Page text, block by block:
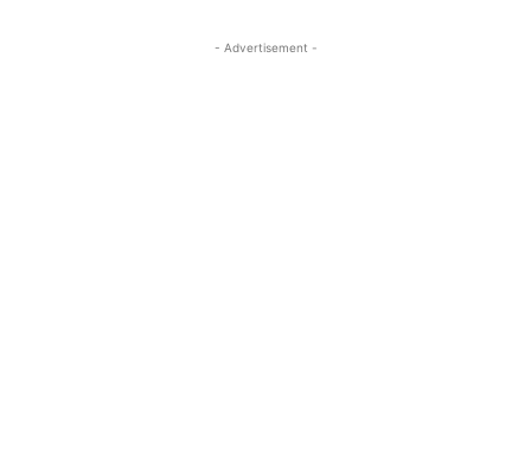
- Advertisement -